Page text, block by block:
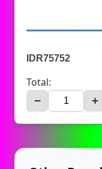
IDR75752
Total:
− +